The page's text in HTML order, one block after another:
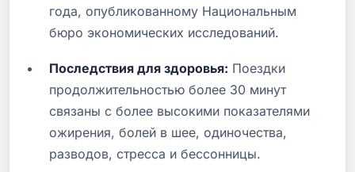
года, опубликованному Национальным
бюро экономических исследований.
Последствия для здоровья: Поездки
продолжительностью более 30 минут
связаны с более высокими показателями
ожирения, болей в шее, одиночества,
разводов, стресса и бессонницы.